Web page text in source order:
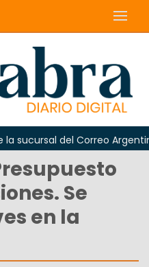
del Correo Argentino en
Se
en la